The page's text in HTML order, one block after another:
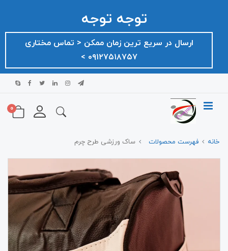
توجه توجه
ارسال در سریع ترین زمان ممکن ‌< تماس مختاری
۰۹۱۲۷۵۱۸۷۵۷ >
0
خانه فهرست محصولات ساک ورزشی طرح چرم